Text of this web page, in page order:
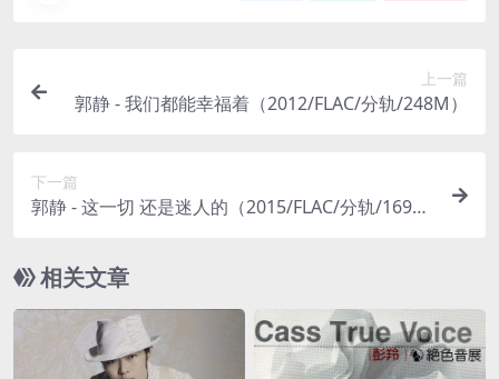
上一篇
郭静 - 我们都能幸福着（2012/FLAC/分轨/248M）
下一篇
郭静 - 这一切 还是迷人的（2015/FLAC/分轨/169
相关文章